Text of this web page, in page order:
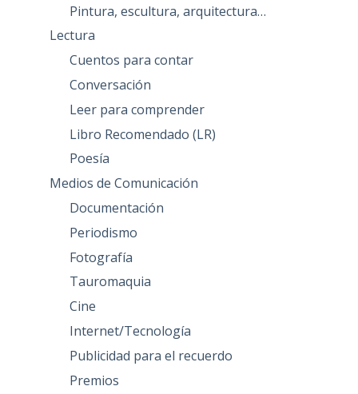
Pintura, escultura, arquitectura…
Lectura
Cuentos para contar
Conversación
Leer para comprender
Libro Recomendado (LR)
Poesía
Medios de Comunicación
Documentación
Periodismo
Fotografía
Tauromaquia
Cine
Internet/Tecnología
Publicidad para el recuerdo
Premios